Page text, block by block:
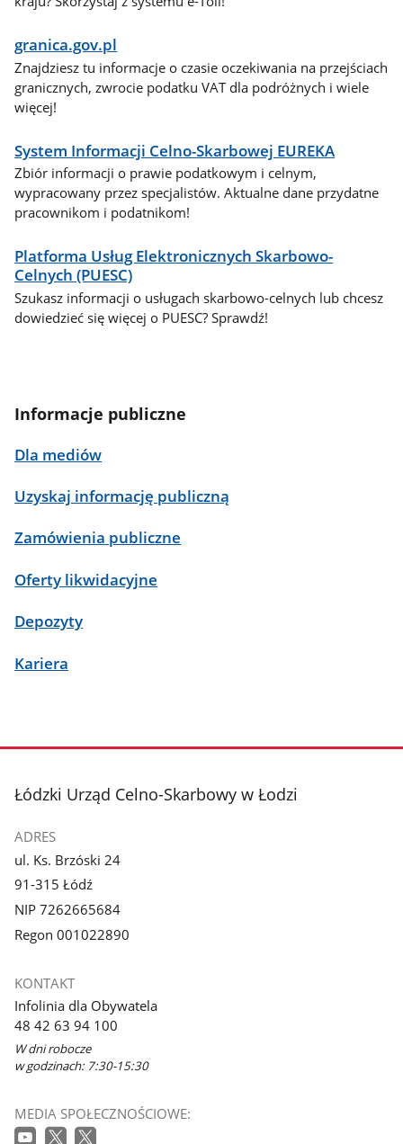
granica.gov.pl
Znajdziesz tu informacje o czasie oczekiwania na przejściach
granicznych, zwrocie podatku VAT dla podróżnych i wiele
więcej!
System Informacji Celno-Skarbowej EUREKA
Zbiór informacji o prawie podatkowym i celnym,
wypracowany przez specjalistów. Aktualne dane przydatne
pracownikom i podatnikom!
Platforma Usług Elektronicznych Skarbowo-
Celnych (PUESC)
Szukasz informacji o usługach skarbowo-celnych lub chcesz
dowiedzieć się więcej o PUESC? Sprawdź!
Informacje publiczne
Dla mediów
Uzyskaj informację publiczną
Zamówienia publiczne
Oferty likwidacyjne
Depozyty
Kariera
stopka
Łódzki Urząd Celno-Skarbowy w Łodzi
ADRES
ul. Ks. Brzóski 24
91-315 Łódź
NIP 7262665684
Regon 001022890
KONTAKT
Infolinia dla Obywatela
48 42 63 94 100
W dni robocze
w godzinach: 7:30-15:30
MEDIA SPOŁECZNOŚCIOWE: